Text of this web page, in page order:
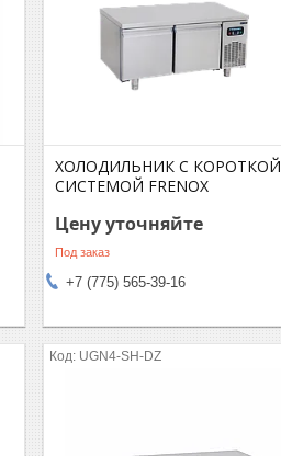
ХОЛОДИЛЬНИК C КОРОТКОЙ
СИСТЕМОЙ FRENOX
Цену уточняйте
Под заказ
+7 (775) 565-39-16
UGN4-SH-DZ